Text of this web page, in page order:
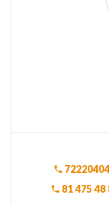
81 475 48